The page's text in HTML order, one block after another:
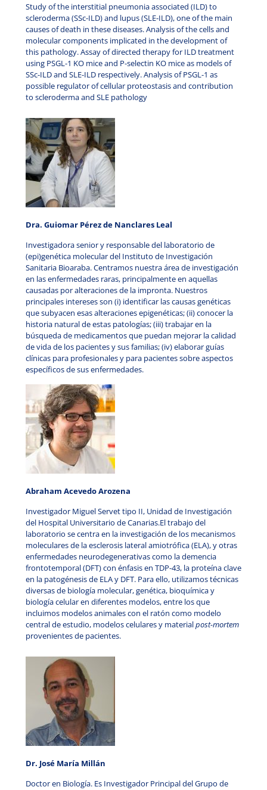
Study of the interstitial pneumonia associated (ILD) to
scleroderma (SSc-ILD) and lupus (SLE-ILD), one of the main
causes of death in these diseases. Analysis of the cells and
molecular components implicated in the development of
this pathology. Assay of directed therapy for ILD treatment
using PSGL-1 KO mice and P-selectin KO mice as models of
SSc-ILD and SLE-ILD respectively.Analysis of PSGL-1 as
possible regulator of cellular proteostasis and contribution
to scleroderma and SLE pathology
Dra. Guiomar Pérez de Nanclares Leal
Investigadora senior y responsable del laboratorio de
(epi)genética molecular del Instituto de Investigación
Sanitaria Bioaraba. Centramos nuestra área de investigación
en las enfermedades raras, principalmente en aquellas
causadas por alteraciones de la impronta. Nuestros
principales intereses son (i) identificar las causas genéticas
que subyacen esas alteraciones epigenéticas; (ii) conocer la
historia natural de estas patologías; (iii) trabajar en la
búsqueda de medicamentos que puedan mejorar la calidad
de vida de los pacientes y sus familias; (iv) elaborar guías
clínicas para profesionales y para pacientes sobre aspectos
específicos de sus enfermedades.
Abraham Acevedo Arozena
Investigador Miguel Servet tipo II, Unidad de Investigación
del Hospital Universitario de Canarias.El trabajo del
laboratorio se centra en la investigación de los mecanismos
moleculares de la esclerosis lateral amiotrófica (ELA), y otras
enfermedades neurodegenerativas como la demencia
frontotemporal (DFT) con énfasis en TDP-43, la proteína clave
en la patogénesis de ELA y DFT. Para ello, utilizamos técnicas
diversas de biología molecular, genética, bioquímica y
biología celular en diferentes modelos, entre los que
incluimos modelos animales con el ratón como modelo
central de estudio, modelos celulares y materialpost-mortem
provenientes de pacientes.
Dr. José María Millán
Doctor en Biología. Es Investigador Principal del Grupo de